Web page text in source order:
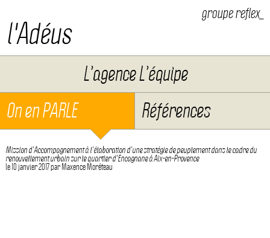
l'Adéus
groupe reflex_
L’agence L’équipe
On en PARLE
Références
Mission d’Accompagnement à l’élaboration d’une stratégie de peuplement dans le cadre du
renouvellement urbain sur le quartier d’Encagnane à Aix-en-Provence
le10 janvier 2017parMaxence Moréteau